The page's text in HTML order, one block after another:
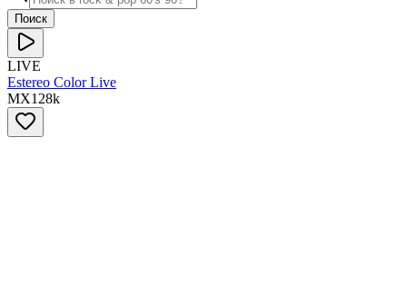
Поиск
LIVE
Estereo Color Live
MX128k